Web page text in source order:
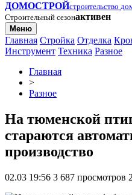
ДОМОСТРОЙстроительство
Строительный сезонактивен
Меню
Главная Стройка Отделка
Инструмент Техника Разное
Главная
>
Разное
На тюменской
стараются
производство
02.03 19:56 3 687 просмотров